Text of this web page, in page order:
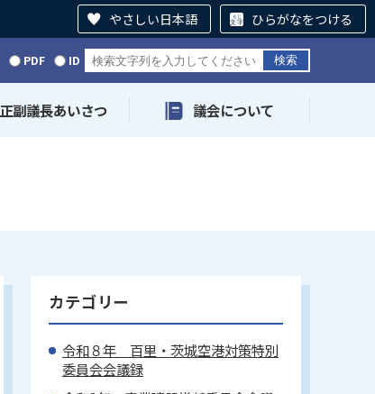
やさしい日本語 ひらがなをつける
PDF ID
正副議長あいさつ 議会について
カテゴリー
令和８年 百里・茨城空港対策特別
委員会会議録